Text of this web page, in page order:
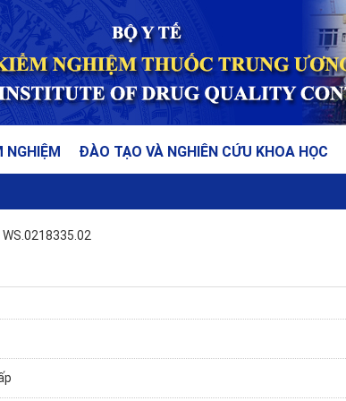
NGHIỆM ĐÀO TẠO VÀ NGHIÊN CỨU KHOA HỌC